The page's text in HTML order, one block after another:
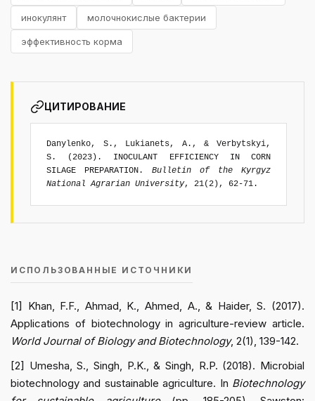
инокулянт молочнокислые бактерии
эффективность корма
ЦИТИРОВАНИЕ
Danylenko, S., Lukianets, A., & Verbytskyi,
S. (2023). INOCULANT EFFICIENCY IN CORN
SILAGE PREPARATION. Bulletin of the Kyrgyz
National Agrarian University, 21(2), 62-71.
ИСПОЛЬЗОВАННЫЕ ИСТОЧНИКИ
[1] Khan, F.F., Ahmad, K., Ahmed, A., & Haider, S. (2017).
Applications of biotechnology in agriculture-review article.
World Journal of Biology and Biotechnology, 2(1), 139-142.
[2] Umesha, S., Singh, P.K., & Singh, R.P. (2018). Microbial
biotechnology and sustainable agriculture. In Biotechnology